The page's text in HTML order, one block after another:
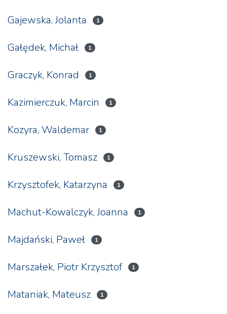
Gajewska, Jolanta 1
Gałędek, Michał 1
Graczyk, Konrad 1
Kazimierczuk, Marcin 1
Kozyra, Waldemar 1
Kruszewski, Tomasz 1
Krzysztofek, Katarzyna 1
Machut-Kowalczyk, Joanna 1
Majdański, Paweł 1
Marszałek, Piotr Krzysztof 1
Mataniak, Mateusz 1